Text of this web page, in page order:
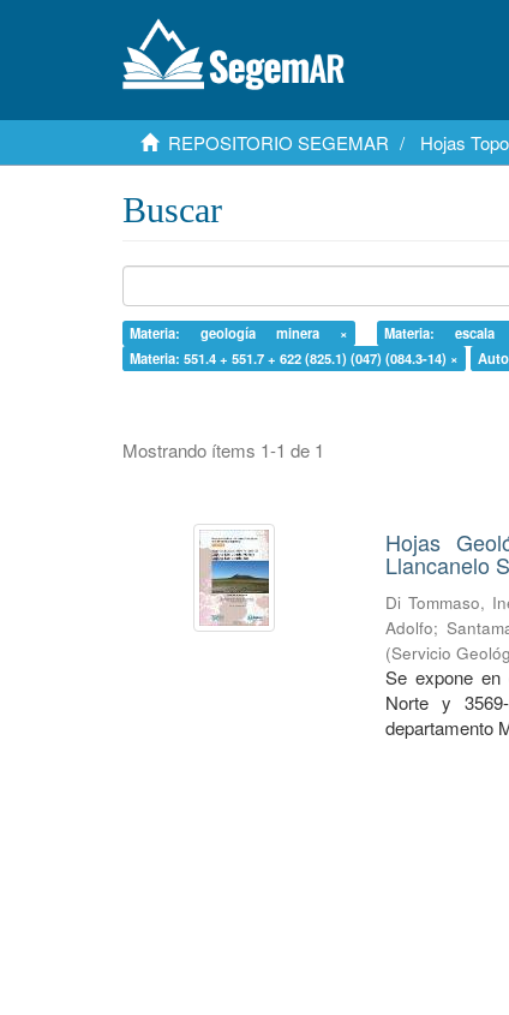
REPOSITORIO SEGEMAR Hojas
Buscar
Materia: geología minera × Materia:
Materia: 551.4 + 551.7 + 622 (825.1) (047) (084.3-14) ×
Mostrando ítems 1-1 de 1
Hojas
Llancanelo
Di Tommaso,
Adolfo;
(Servicio
Se expone en
Norte y
departamento